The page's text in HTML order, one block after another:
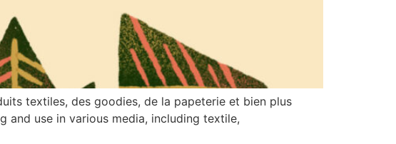
textiles, des goodies, de la papeterie et bien plus
use in various media, including textile,